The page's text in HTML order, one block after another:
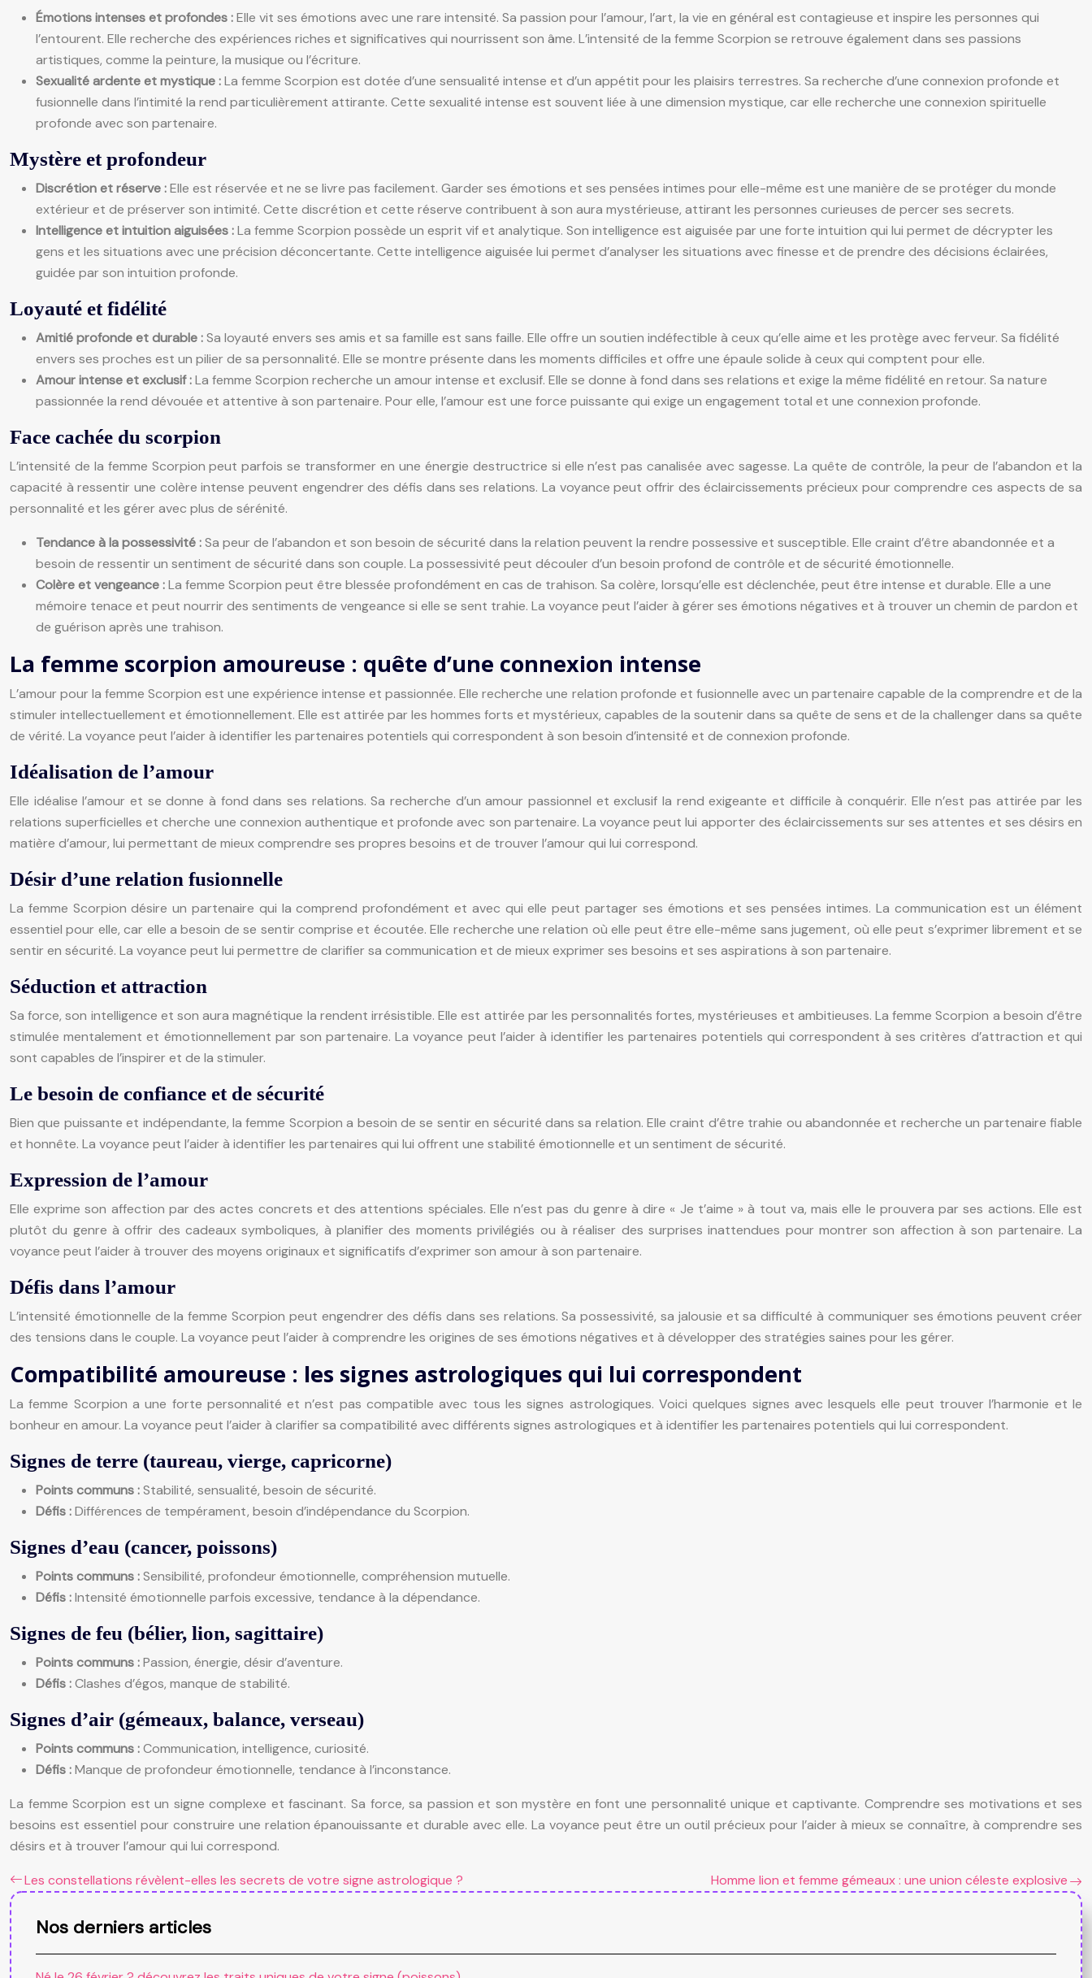
Émotions intenses et profondes :Elle vit ses émotions avec une rare intensité. Sa passion pour l’amour, l’art, la vie en général est contagieuse et inspire les personnes qui
l’entourent. Elle recherche des expériences riches et significatives qui nourrissent son âme. L’intensité de la femme Scorpion se retrouve également dans ses passions
artistiques, comme la peinture, la musique ou l’écriture.
Sexualité ardente et mystique :La femme Scorpion est dotée d’une sensualité intense et d’un appétit pour les plaisirs terrestres. Sa recherche d’une connexion profonde et
fusionnelle dans l’intimité la rend particulièrement attirante. Cette sexualité intense est souvent liée à une dimension mystique, car elle recherche une connexion spirituelle
profonde avec son partenaire.
Mystère et profondeur
Discrétion et réserve :Elle est réservée et ne se livre pas facilement. Garder ses émotions et ses pensées intimes pour elle-même est une manière de se protéger du monde
extérieur et de préserver son intimité. Cette discrétion et cette réserve contribuent à son aura mystérieuse, attirant les personnes curieuses de percer ses secrets.
Intelligence et intuition aiguisées :La femme Scorpion possède un esprit vif et analytique. Son intelligence est aiguisée par une forte intuition qui lui permet de décrypter les
gens et les situations avec une précision déconcertante. Cette intelligence aiguisée lui permet d’analyser les situations avec finesse et de prendre des décisions éclairées,
guidée par son intuition profonde.
Loyauté et fidélité
Amitié profonde et durable :Sa loyauté envers ses amis et sa famille est sans faille. Elle offre un soutien indéfectible à ceux qu’elle aime et les protège avec ferveur. Sa fidélité
envers ses proches est un pilier de sa personnalité. Elle se montre présente dans les moments difficiles et offre une épaule solide à ceux qui comptent pour elle.
Amour intense et exclusif :La femme Scorpion recherche un amour intense et exclusif. Elle se donne à fond dans ses relations et exige la même fidélité en retour. Sa nature
passionnée la rend dévouée et attentive à son partenaire. Pour elle, l’amour est une force puissante qui exige un engagement total et une connexion profonde.
Face cachée du scorpion
L’intensité de la femme Scorpion peut parfois se transformer en une énergie destructrice si elle n’est pas canalisée avec sagesse. La quête de contrôle, la peur de l’abandon et la
capacité à ressentir une colère intense peuvent engendrer des défis dans ses relations. La voyance peut offrir des éclaircissements précieux pour comprendre ces aspects de sa
personnalité et les gérer avec plus de sérénité.
Tendance à la possessivité :Sa peur de l’abandon et son besoin de sécurité dans la relation peuvent la rendre possessive et susceptible. Elle craint d’être abandonnée et a
besoin de ressentir un sentiment de sécurité dans son couple. La possessivité peut découler d’un besoin profond de contrôle et de sécurité émotionnelle.
Colère et vengeance :La femme Scorpion peut être blessée profondément en cas de trahison. Sa colère, lorsqu’elle est déclenchée, peut être intense et durable. Elle a une
mémoire tenace et peut nourrir des sentiments de vengeance si elle se sent trahie. La voyance peut l’aider à gérer ses émotions négatives et à trouver un chemin de pardon et
de guérison après une trahison.
La femme scorpion amoureuse : quête d’une connexion intense
L’amour pour la femme Scorpion est une expérience intense et passionnée. Elle recherche une relation profonde et fusionnelle avec un partenaire capable de la comprendre et de la
stimuler intellectuellement et émotionnellement. Elle est attirée par les hommes forts et mystérieux, capables de la soutenir dans sa quête de sens et de la challenger dans sa quête
de vérité. La voyance peut l’aider à identifier les partenaires potentiels qui correspondent à son besoin d’intensité et de connexion profonde.
Idéalisation de l’amour
Elle idéalise l’amour et se donne à fond dans ses relations. Sa recherche d’un amour passionnel et exclusif la rend exigeante et difficile à conquérir. Elle n’est pas attirée par les
relations superficielles et cherche une connexion authentique et profonde avec son partenaire. La voyance peut lui apporter des éclaircissements sur ses attentes et ses désirs en
matière d’amour, lui permettant de mieux comprendre ses propres besoins et de trouver l’amour qui lui correspond.
Désir d’une relation fusionnelle
La femme Scorpion désire un partenaire qui la comprend profondément et avec qui elle peut partager ses émotions et ses pensées intimes. La communication est un élément
essentiel pour elle, car elle a besoin de se sentir comprise et écoutée. Elle recherche une relation où elle peut être elle-même sans jugement, où elle peut s’exprimer librement et se
sentir en sécurité. La voyance peut lui permettre de clarifier sa communication et de mieux exprimer ses besoins et ses aspirations à son partenaire.
Séduction et attraction
Sa force, son intelligence et son aura magnétique la rendent irrésistible. Elle est attirée par les personnalités fortes, mystérieuses et ambitieuses. La femme Scorpion a besoin d’être
stimulée mentalement et émotionnellement par son partenaire. La voyance peut l’aider à identifier les partenaires potentiels qui correspondent à ses critères d’attraction et qui
sont capables de l’inspirer et de la stimuler.
Le besoin de confiance et de sécurité
Bien que puissante et indépendante, la femme Scorpion a besoin de se sentir en sécurité dans sa relation. Elle craint d’être trahie ou abandonnée et recherche un partenaire fiable
et honnête. La voyance peut l’aider à identifier les partenaires qui lui offrent une stabilité émotionnelle et un sentiment de sécurité.
Expression de l’amour
Elle exprime son affection par des actes concrets et des attentions spéciales. Elle n’est pas du genre à dire « Je t’aime » à tout va, mais elle le prouvera par ses actions. Elle est
plutôt du genre à offrir des cadeaux symboliques, à planifier des moments privilégiés ou à réaliser des surprises inattendues pour montrer son affection à son partenaire. La
voyance peut l’aider à trouver des moyens originaux et significatifs d’exprimer son amour à son partenaire.
Défis dans l’amour
L’intensité émotionnelle de la femme Scorpion peut engendrer des défis dans ses relations. Sa possessivité, sa jalousie et sa difficulté à communiquer ses émotions peuvent créer
des tensions dans le couple. La voyance peut l’aider à comprendre les origines de ses émotions négatives et à développer des stratégies saines pour les gérer.
Compatibilité amoureuse : les signes astrologiques qui lui correspondent
La femme Scorpion a une forte personnalité et n’est pas compatible avec tous les signes astrologiques. Voici quelques signes avec lesquels elle peut trouver l’harmonie et le
bonheur en amour. La voyance peut l’aider à clarifier sa compatibilité avec différents signes astrologiques et à identifier les partenaires potentiels qui lui correspondent.
Signes de terre (taureau, vierge, capricorne)
Points communs :Stabilité, sensualité, besoin de sécurité.
Défis :Différences de tempérament, besoin d’indépendance du Scorpion.
Signes d’eau (cancer, poissons)
Points communs :Sensibilité, profondeur émotionnelle, compréhension mutuelle.
Défis :Intensité émotionnelle parfois excessive, tendance à la dépendance.
Signes de feu (bélier, lion, sagittaire)
Points communs :Passion, énergie, désir d’aventure.
Défis :Clashes d’égos, manque de stabilité.
Signes d’air (gémeaux, balance, verseau)
Points communs :Communication, intelligence, curiosité.
Défis :Manque de profondeur émotionnelle, tendance à l’inconstance.
La femme Scorpion est un signe complexe et fascinant. Sa force, sa passion et son mystère en font une personnalité unique et captivante. Comprendre ses motivations et ses
besoins est essentiel pour construire une relation épanouissante et durable avec elle. La voyance peut être un outil précieux pour l’aider à mieux se connaître, à comprendre ses
désirs et à trouver l’amour qui lui correspond.
Les constellations révèlent-elles les secrets de votre signe astrologique ?
Homme lion et femme gémeaux : une union céleste explosive
Nos derniers articles